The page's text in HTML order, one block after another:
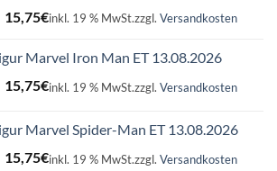
Ursprünglicher
Preis
16,99€
15,75€Aktueller
15,75€.
inkl. 19 % MwSt.zzgl. Versandkosten
Marvel Iron Man ET 13.08.2026
Ursprünglicher
16,99€
15,75€Aktueller
15,75€.
inkl. 19 % MwSt.zzgl. Versandkosten
Marvel Spider-Man ET 13.08.2026
Ursprünglicher
15,75€Aktueller
inkl. 19 % MwSt.zzgl. Versandkosten